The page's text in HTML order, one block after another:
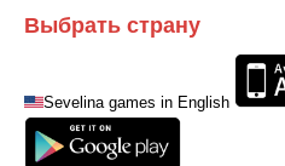
Выбрать страну
Sevelina games in English